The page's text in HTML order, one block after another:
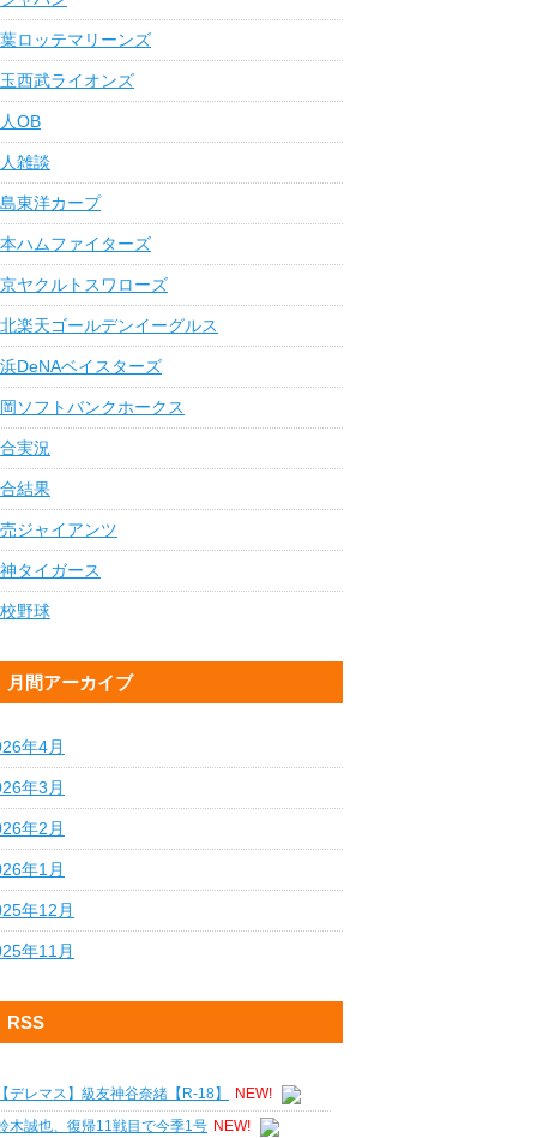
ロッテマリーンズ
西武ライオンズ
OB
雑談
東洋カープ
ハムファイターズ
ヤクルトスワローズ
楽天ゴールデンイーグルス
DeNAベイスターズ
ソフトバンクホークス
実況
結果
ジャイアンツ
タイガース
野球
月間アーカイブ
年4月
年3月
年2月
年1月
年12月
年11月
RSS
デレマス】級友神谷奈緒【R-18】
NEW!
木誠也、復帰11戦目で今季1号 NEW!